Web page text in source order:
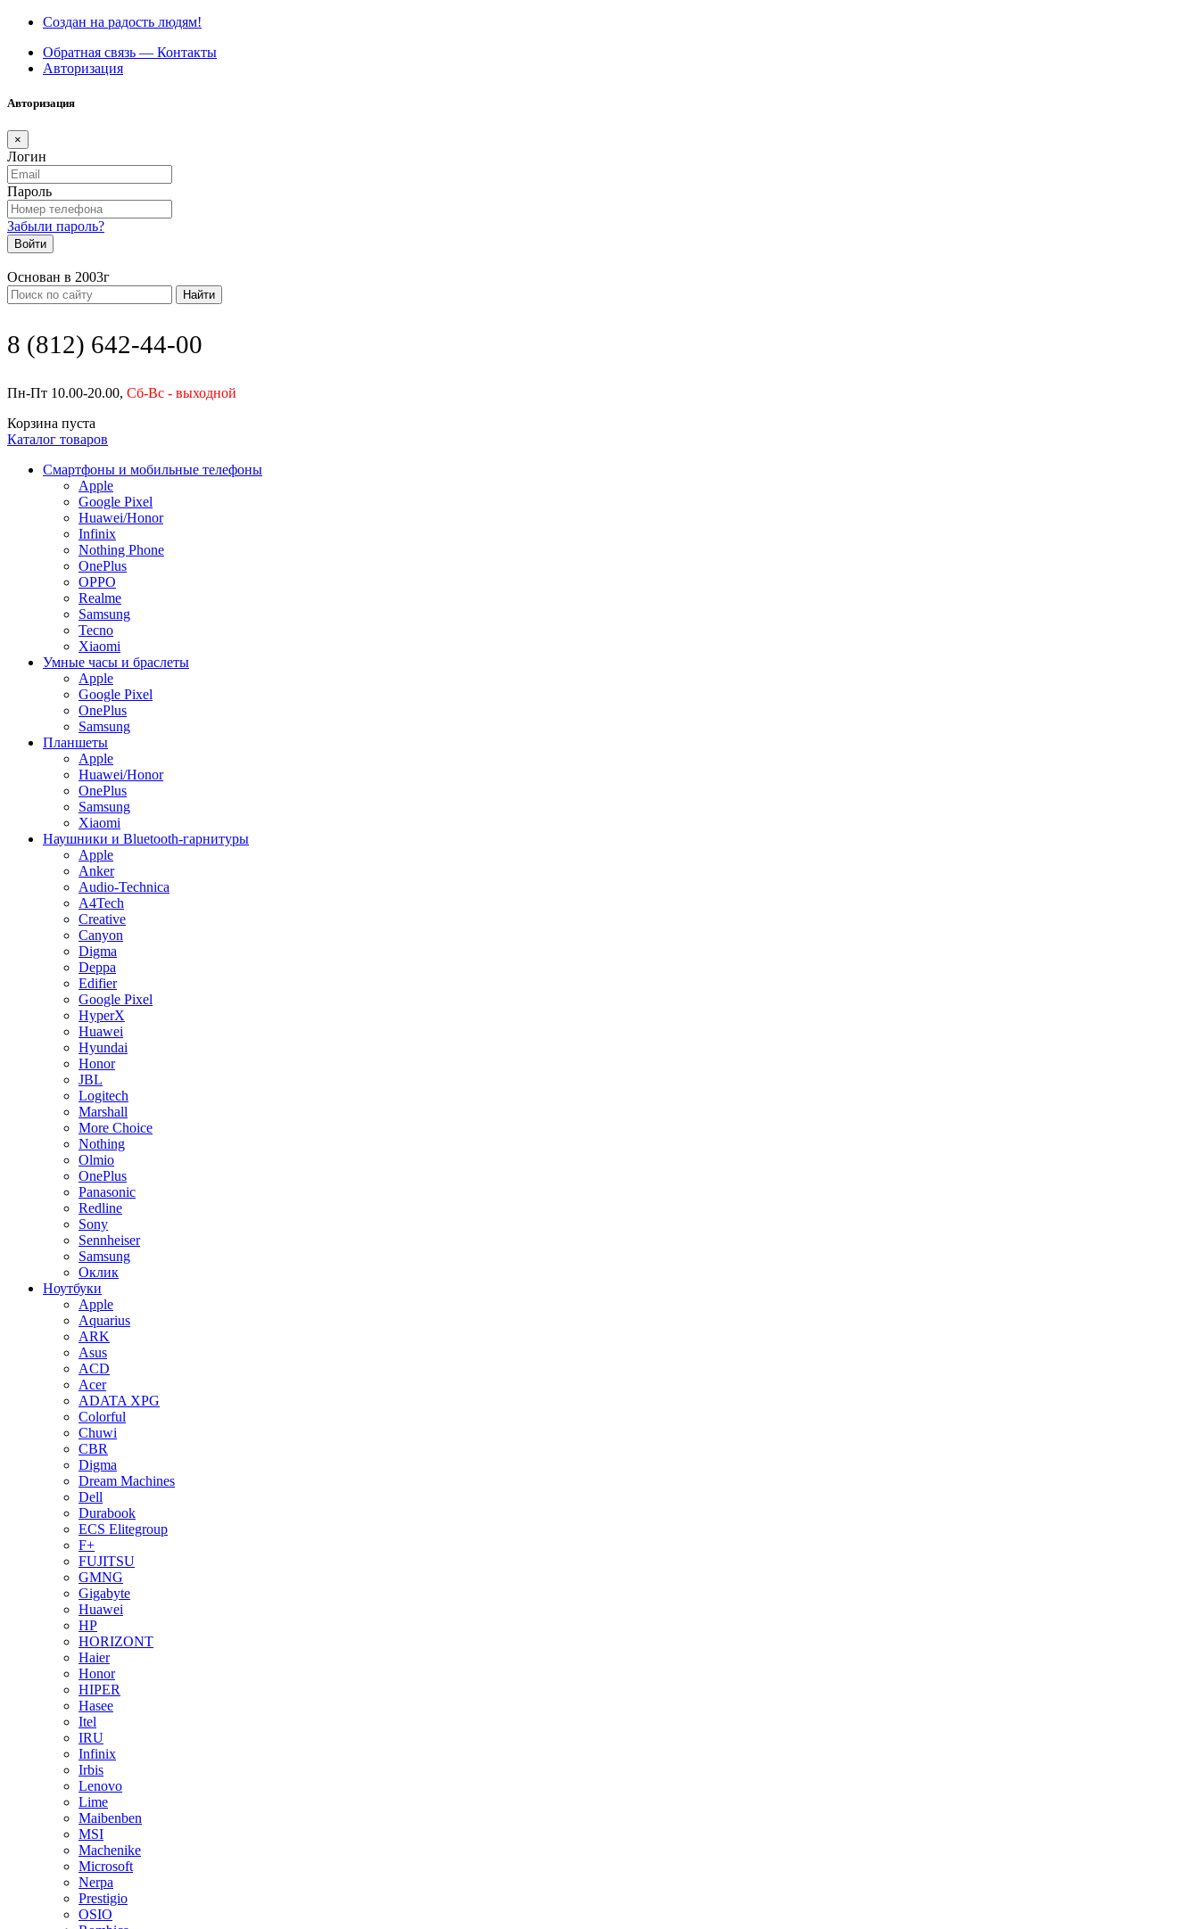
Создан на радость людям!
Обратная связь — Контакты
Авторизация
Авторизация
×
Логин
Пароль
Забыли пароль?
Войти
Основан в 2003г
Найти
8 (812) 642-44-00
Пн-Пт 10.00-20.00, Сб-Вс - выходной
Корзина пуста
Каталог товаров
Смартфоны и мобильные телефоны
Apple
Google Pixel
Huawei/Honor
Infinix
Nothing Phone
OnePlus
OPPO
Realme
Samsung
Tecno
Xiaomi
Умные часы и браслеты
Apple
Google Pixel
OnePlus
Samsung
Планшеты
Apple
Huawei/Honor
OnePlus
Samsung
Xiaomi
Наушники и Bluetooth-гарнитуры
Apple
Anker
Audio-Technica
A4Tech
Creative
Canyon
Digma
Deppa
Edifier
Google Pixel
HyperX
Huawei
Hyundai
Honor
JBL
Logitech
Marshall
More Choice
Nothing
Olmio
OnePlus
Panasonic
Redline
Sony
Sennheiser
Samsung
Оклик
Ноутбуки
Apple
Aquarius
ARK
Asus
ACD
Acer
ADATA XPG
Colorful
Chuwi
CBR
Digma
Dream Machines
Dell
Durabook
ECS Elitegroup
F+
FUJITSU
GMNG
Gigabyte
Huawei
HP
HORIZONT
Haier
Honor
HIPER
Hasee
Itel
IRU
Infinix
Irbis
Lenovo
Lime
Maibenben
MSI
Machenike
Microsoft
Nerpa
Prestigio
OSIO